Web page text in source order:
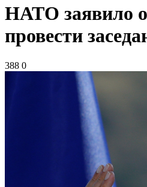
НАТО заявило о
провести
388 0